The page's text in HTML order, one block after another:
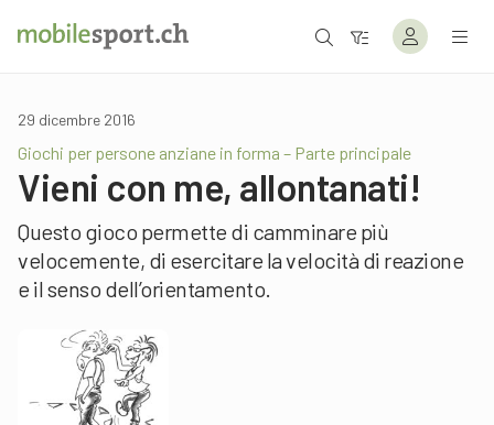
29 dicembre 2016
Giochi per persone anziane in forma – Parte principale
Vieni con me, allontanati!
Questo gioco permette di camminare più
velocemente, di esercitare la velocità di reazione
e il senso dell’orientamento.